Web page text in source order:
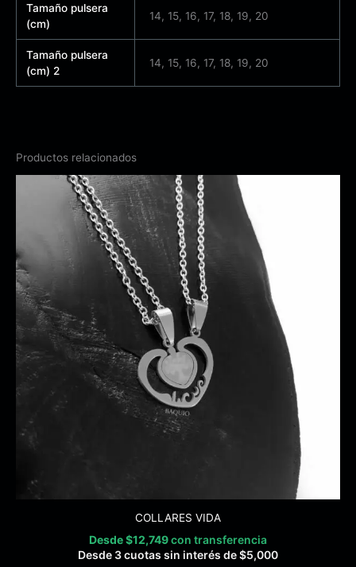
Tamaño pulsera
(cm)
14, 15, 16, 17, 18, 19, 20
Tamaño pulsera
(cm) 2
14, 15, 16, 17, 18, 19, 20
Productos relacionados
COLLARES VIDA
Desde$12,749con transferencia
Desde 3 cuotas sin interés de$5,000